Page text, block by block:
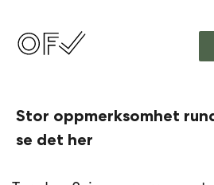
Stor oppmerksomhet
se det her